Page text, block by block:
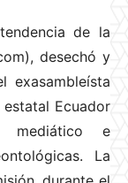
de la
desechó y
exasambleísta
Ecuador
mediático e
La